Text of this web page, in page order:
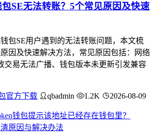
SE无法转账？5个常见原因及快速
包SE用户遇到的无法转账问题，本文梳
因及快速解决方法，常见原因包括：网络
交易无法广播、钱包版本未更新引发兼容
官方下载 qbadmin 1.2K 2026-08-09